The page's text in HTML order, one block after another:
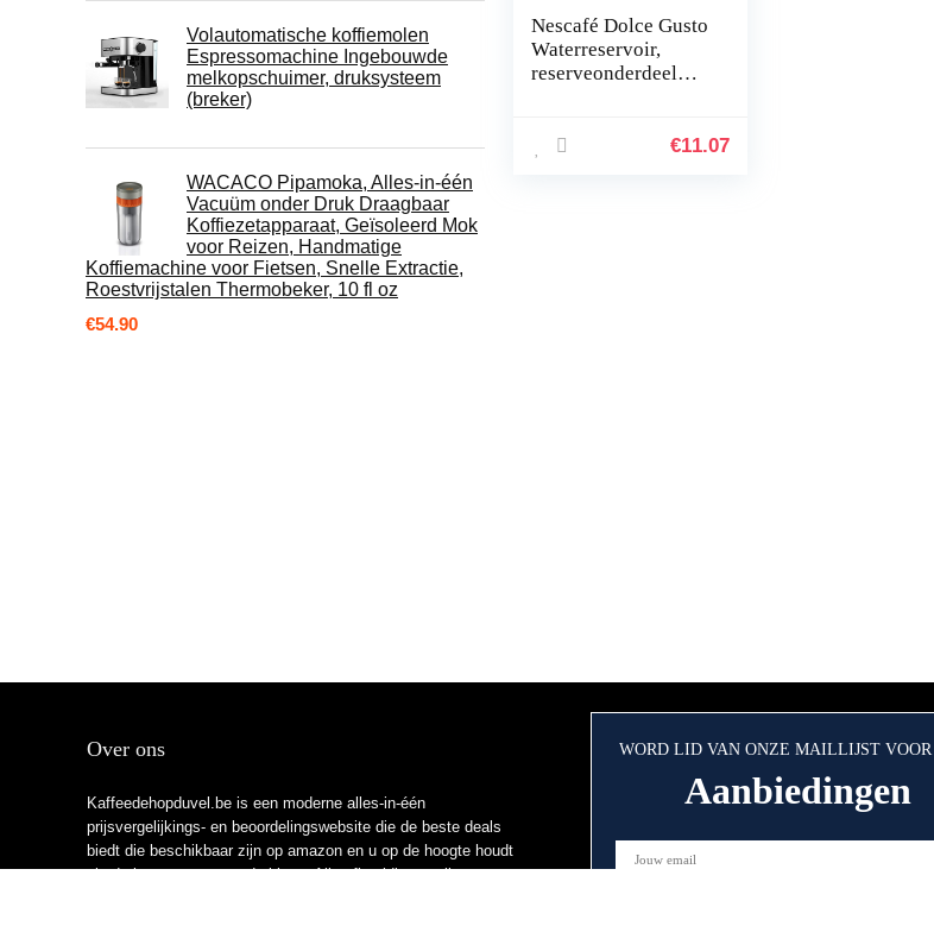
Volautomatische koffiemolen
Espressomachine Ingebouwde
melkopschuimer, druksysteem
(breker)
WACACO Pipamoka, Alles-in-één
Vacuüm onder Druk Draagbaar
Koffiezetapparaat, Geïsoleerd Mok
voor Reizen, Handmatige
Koffiemachine voor Fietsen, Snelle Extractie,
Roestvrijstalen Thermobeker, 10 fl oz
€54.90
Nescafé Dolce Gusto
Waterreservoir,
reserveonderdeel
€11.07
Over ons
Kaffeedehopduvel.be is een moderne alles-in-één
prijsvergelijkings- en beoordelingswebsite die de beste deals
biedt die beschikbaar zijn op amazon en u op de hoogte houdt
via de laatst toegevoegde blogs. Alle afbeeldingen zijn
WORD LID VAN ONZE MAILLIJST VOOR
Aanbiedingen